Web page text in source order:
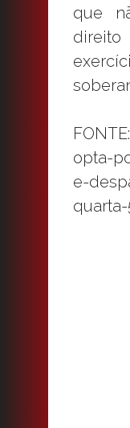
que
opta-
e-